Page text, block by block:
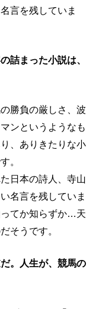
言を残していま
詰まった小説は、
勝負の厳しさ、波
ンというようなも
、ありきたりな小
。
日本の詩人、寺山
名言を残していま
てか知らずか…天
そうです。
。人生が、競馬の